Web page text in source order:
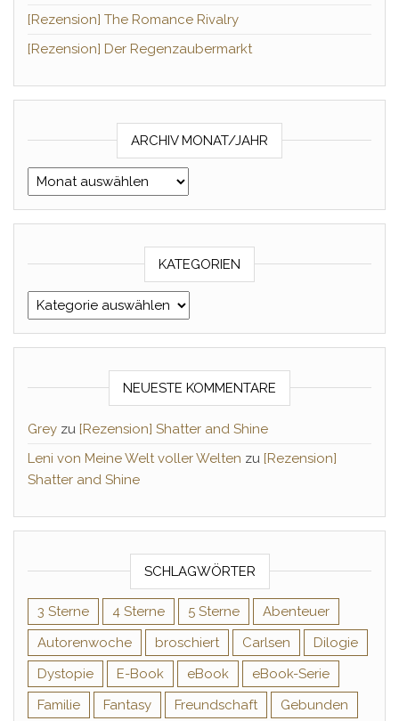
[Rezension] The Romance Rivalry
[Rezension] Der Regenzaubermarkt
ARCHIV MONAT/JAHR
Archiv Monat/Jahr
KATEGORIEN
Kategorien
NEUESTE KOMMENTARE
Grey zu [Rezension] Shatter and Shine
Leni von Meine Welt voller Welten zu [Rezension]
Shatter and Shine
SCHLAGWÖRTER
3 Sterne 4 Sterne 5 Sterne
Abenteuer
Autorenwoche
broschiert Carlsen
Dilogie
Dystopie
E-Book eBook
eBook-Serie
Familie
Fantasy Freundschaft
Gebunden